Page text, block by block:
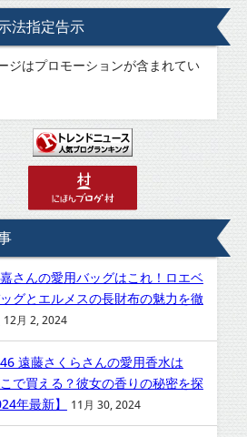
法指定告示
ジはプロモーションが含まれてい
さんの愛用バッグはこれ！ロエベ
グとエルメスの長財布の魅力を徹
12月 2, 2024
遠藤さくらさんの愛用香水は
で買える？彼女の香りの秘密を探
年最新】
11月 30, 2024